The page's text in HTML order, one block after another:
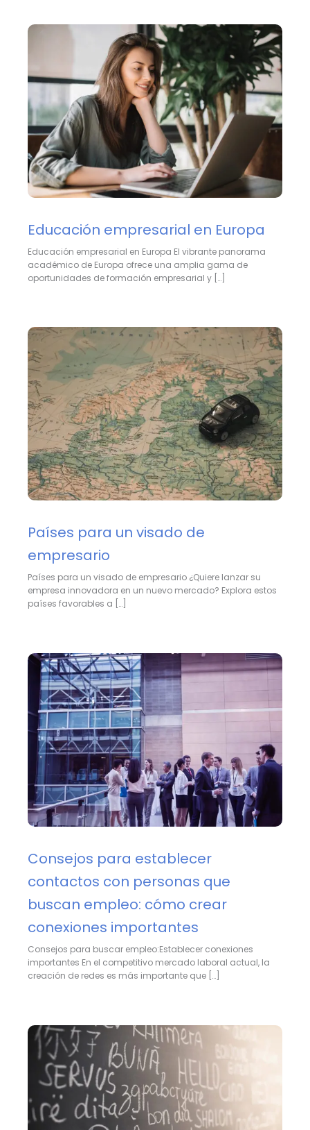
Educación empresarial en Europa
Educación empresarial en Europa El vibrante panorama
académico de Europa ofrece una amplia gama de
oportunidades de formación empresarial y […]
Países para un visado de
empresario
Países para un visado de empresario ¿Quiere lanzar su
empresa innovadora en un nuevo mercado? Explora estos
países favorables a […]
Consejos para establecer
contactos con personas que
buscan empleo: cómo crear
conexiones importantes
Consejos para buscar empleo:Establecer conexiones
importantes En el competitivo mercado laboral actual, la
creación de redes es más importante que […]